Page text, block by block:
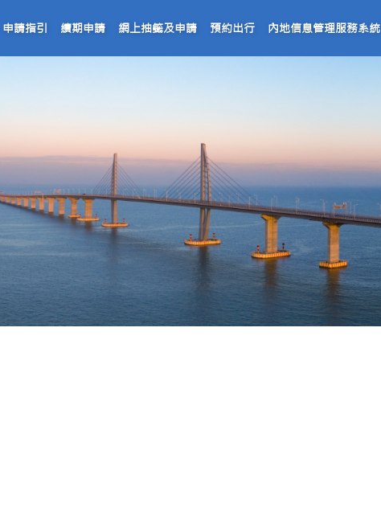
申請指引 續期申請 網上抽籤及申請 預約出行 內地信息管理服務系統